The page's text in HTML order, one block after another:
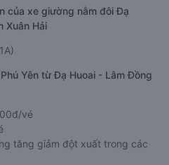
của xe giường nằm đôi Đạ
Xuân Hải
Yên từ Đạ Huoai - Lâm Đồng
vé
tăng giảm đột xuất trong các